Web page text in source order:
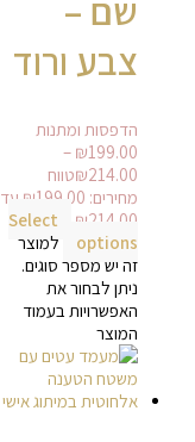
שם –
צבע ורוד
הדפסות ומתנות
₪199.00
–
₪214.00
טווח
מחירים: ⁦₪199.00⁩ עד
Select
options
למוצר
זה יש מספר סוגים.
ניתן לבחור את
האפשרויות בעמוד
המוצר